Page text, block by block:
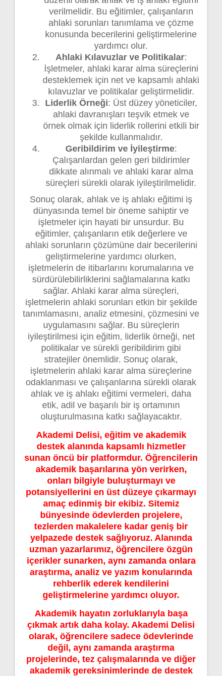
verilmelidir. Bu eğitimler, çalışanların
ahlaki sorunları tanımlama ve çözme
konusunda becerilerini geliştirmelerine
yardımcı olur.
Ahlaki Kılavuzlar ve Politikalar:
İşletmeler, ahlaki karar alma süreçlerini
desteklemek için net ve kapsamlı ahlaki
kılavuzlar ve politikalar geliştirmelidir.
Liderlik Örneği: Üst düzey yöneticiler,
ahlaki davranışları teşvik etmek ve
örnek olmak için liderlik rollerini etkili bir
şekilde kullanmalıdır.
Geribildirim ve İyileştirme:
Çalışanlardan gelen geri bildirimler
dikkate alınmalı ve ahlaki karar alma
süreçleri sürekli olarak iyileştirilmelidir.
Sonuç olarak, ahlak ve iş ahlakı eğitimi iş
dünyasında temel bir öneme sahiptir ve
işletmeler için hayati bir unsurdur. Bu
eğitimler, çalışanların etik değerlere ve
ahlaki sorunların çözümüne dair becerilerini
geliştirmelerine yardımcı olurken,
işletmelerin de itibarlarını korumalarına ve
sürdürülebilirliklerini sağlamalarına katkı
sağlar. Ahlaki karar alma süreçleri,
işletmelerin ahlaki sorunları etkin bir şekilde
tanımlamasını, analiz etmesini, çözmesini ve
uygulamasını sağlar. Bu süreçlerin
iyileştirilmesi için eğitim, liderlik örneği, net
politikalar ve sürekli geribildirim gibi
stratejiler önemlidir. Sonuç olarak,
işletmelerin ahlaki karar alma süreçlerine
odaklanması ve çalışanlarına sürekli olarak
ahlak ve iş ahlakı eğitimi vermeleri, daha
etik, adil ve başarılı bir iş ortamının
oluşturulmasına katkı sağlayacaktır.
Akademi Delisi, eğitim ve akademik
destek alanında kapsamlı hizmetler
sunan öncü bir platformdur. Öğrencilerin
akademik başarılarına yön verirken,
onları bilgiyle buluşturmayı ve
potansiyellerini en üst düzeye çıkarmayı
amaç edinmiş bir ekibiz. Sitemiz
bünyesinde ödevlerden projelere,
tezlerden makalelere kadar geniş bir
yelpazede destek sağlıyoruz. Alanında
uzman yazarlarımız, öğrencilere özgün
içerikler sunarken, aynı zamanda onlara
araştırma, analiz ve yazım konularında
rehberlik ederek kendilerini
geliştirmelerine yardımcı oluyor.
Akademik hayatın zorluklarıyla başa
çıkmak artık daha kolay. Akademi Delisi
olarak, öğrencilere sadece ödevlerinde
değil, aynı zamanda araştırma
projelerinde, tez çalışmalarında ve diğer
akademik gereksinimlerinde de destek